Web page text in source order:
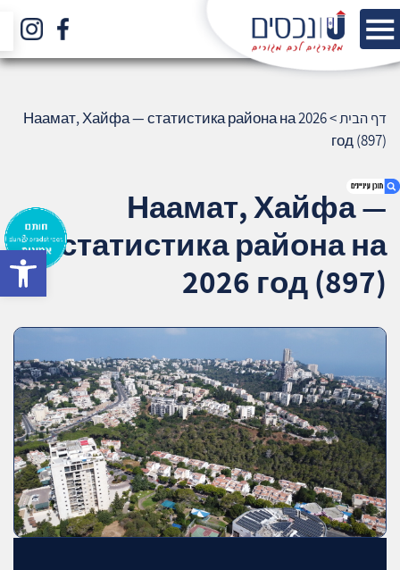
1. Наамат, Хайфа — статистика района на
2026 год (897)
3. שאלתם ? ענינו !
דף הבית>
Наамат, Хайфа — статистика района на 2026
год (897)
Наамат, Хайфа —
статистика района на
2026 год (897)